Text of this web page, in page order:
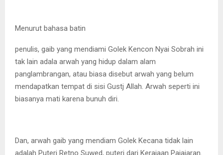
Menurut bahasa batin
penulis, gaib yang mendiami Golek Kencon Nyai Sobrah ini
tak lain adala arwah yang hidup dalam alam
panglambrangan, atau biasa disebut arwah yang belum
mendapatkan tempat di sisi Gustj Allah. Arwah seperti ini
biasanya mati karena bunuh diri.
Dan, arwah gaib yang mendiam Golek Kecana tidak lain
adalah Puteri Retno Suwed, puteri dari Kerajaan Pajajaran.